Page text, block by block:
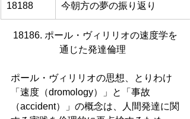
18188 今朝方の夢の振り返り
18186. ポール・ヴィリリオの速度学を
通じた発達倫理
ポール・ヴィリリオの思想、とりわけ
「速度（dromology）」と「事故
（accident）」の概念は、人間発達に関